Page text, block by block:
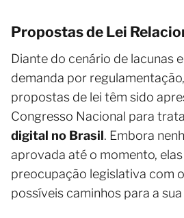
Propostas de Lei
Diante do cenário de lacunas
demanda por
propostas de lei têm sido
Congresso Nacional para
digital no Brasil. Embora
aprovada até o momento,
preocupação legislativa com
possíveis caminhos para a